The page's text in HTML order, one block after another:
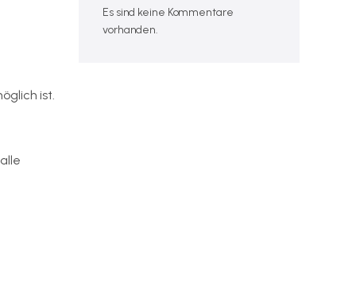
ist.
Es sind keine Kommentare
vorhanden.